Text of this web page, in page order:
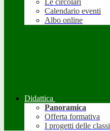
Le circolari
Calendario eventi
Albo online
Didattica
Panoramica
Offerta formativa
I progetti delle classi